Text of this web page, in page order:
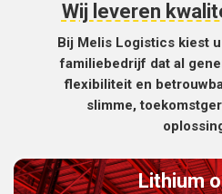
Wij leveren
Bij Melis Logistics kiest
familiebedrijf dat al
flexibiliteit en
slimme,
Lithium